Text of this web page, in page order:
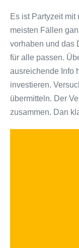
Es ist Partyzeit mit
meisten Fällen
vorhaben und das
für alle passen.
ausreichende Info
investieren.
übermitteln. Der
zusammen. Dan